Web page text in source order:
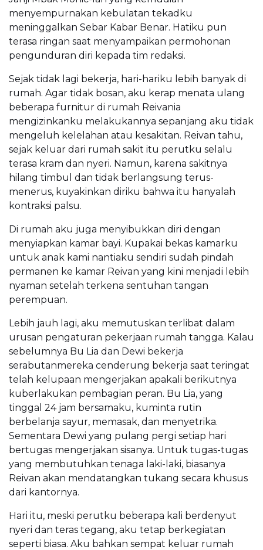
menyempurnakan kebulatan tekadku
meninggalkan Sebar Kabar Benar. Hatiku pun
terasa ringan saat menyampaikan permohonan
pengunduran diri kepada tim redaksi.
Sejak tidak lagi bekerja, hari-hariku lebih banyak di
rumah. Agar tidak bosan, aku kerap menata ulang
beberapa furnitur di rumah Reivania
mengizinkanku melakukannya sepanjang aku tidak
mengeluh kelelahan atau kesakitan. Reivan tahu,
sejak keluar dari rumah sakit itu perutku selalu
terasa kram dan nyeri. Namun, karena sakitnya
hilang timbul dan tidak berlangsung terus-
menerus, kuyakinkan diriku bahwa itu hanyalah
kontraksi palsu.
Di rumah aku juga menyibukkan diri dengan
menyiapkan kamar bayi. Kupakai bekas kamarku
untuk anak kami nantiaku sendiri sudah pindah
permanen ke kamar Reivan yang kini menjadi lebih
nyaman setelah terkena sentuhan tangan
perempuan.
Lebih jauh lagi, aku memutuskan terlibat dalam
urusan pengaturan pekerjaan rumah tangga. Kalau
sebelumnya Bu Lia dan Dewi bekerja
serabutanmereka cenderung bekerja saat teringat
telah kelupaan mengerjakan apakali berikutnya
kuberlakukan pembagian peran. Bu Lia, yang
tinggal 24 jam bersamaku, kuminta rutin
berbelanja sayur, memasak, dan menyetrika.
Sementara Dewi yang pulang pergi setiap hari
bertugas mengerjakan sisanya. Untuk tugas-tugas
yang membutuhkan tenaga laki-laki, biasanya
Reivan akan mendatangkan tukang secara khusus
dari kantornya.
Hari itu, meski perutku beberapa kali berdenyut
nyeri dan teras tegang, aku tetap berkegiatan
seperti biasa. Aku bahkan sempat keluar rumah